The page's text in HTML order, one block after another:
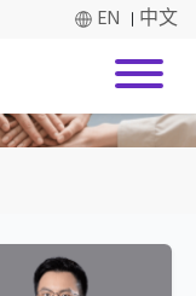
EN 中文